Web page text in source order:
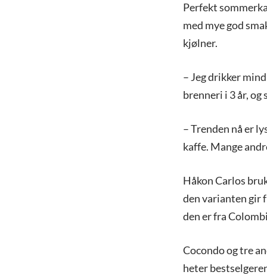
Perfekt
med mye god
kjølner.
– Jeg drikker
brenneri i 3 år,
– Trenden nå er
kaffe. Mange
Håkon Carlos
den varianten gir
den er fra
Cocondo og tre
heter